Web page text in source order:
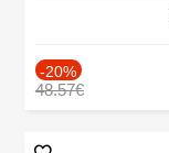
-20%
48.57€